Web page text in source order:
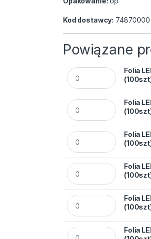
Kod dostawcy: 74870000
Powiązane
Folia LEITZ
Folia
Folia LEITZ laminacyjna
Folia
Folia LEITZ
Folia
Folia LEITZ laminacyjna
Folia
Folia LEITZ laminacyjna
Folia
Folia LEITZ laminacyjna
Folia